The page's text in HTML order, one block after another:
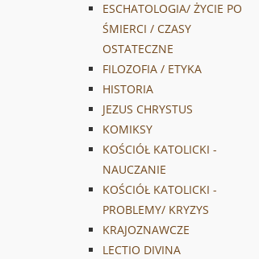
ESCHATOLOGIA/ ŻYCIE PO
ŚMIERCI / CZASY
OSTATECZNE
FILOZOFIA / ETYKA
HISTORIA
JEZUS CHRYSTUS
KOMIKSY
KOŚCIÓŁ KATOLICKI -
NAUCZANIE
KOŚCIÓŁ KATOLICKI -
PROBLEMY/ KRYZYS
KRAJOZNAWCZE
LECTIO DIVINA